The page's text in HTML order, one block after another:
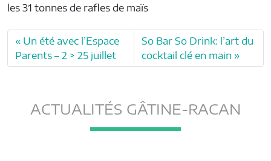
les 31 tonnes de rafles de maïs
Un été avec l’Espace
Parents – 2 > 25 juillet
So Bar So Drink: l’art du
cocktail clé en main
ACTUALITÉS GÂTINE-RACAN